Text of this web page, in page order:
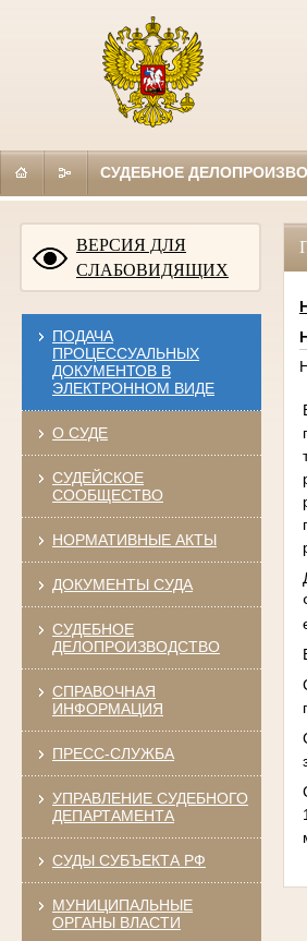
СУДЕБНОЕ
ВЕРСИЯ ДЛЯ
СЛАБОВИДЯЩИХ
ПОДАЧА
ПРОЦЕССУАЛЬНЫХ
ДОКУМЕНТОВ В
ЭЛЕКТРОННОМ ВИДЕ
О СУДЕ
СУДЕЙСКОЕ
СООБЩЕСТВО
НОРМАТИВНЫЕ АКТЫ
ДОКУМЕНТЫ СУДА
СУДЕБНОЕ
ДЕЛОПРОИЗВОДСТВО
СПРАВОЧНАЯ
ИНФОРМАЦИЯ
ПРЕСС-СЛУЖБА
УПРАВЛЕНИЕ СУДЕБНОГО
ДЕПАРТАМЕНТА
СУДЫ СУБЪЕКТА РФ
МУНИЦИПАЛЬНЫЕ
ОРГАНЫ ВЛАСТИ